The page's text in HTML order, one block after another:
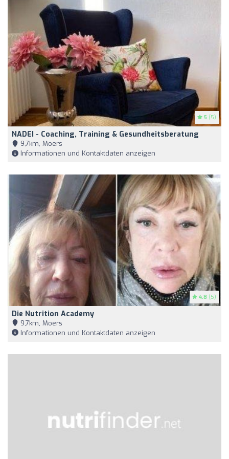
5 (5)
NADEI - Coaching, Training & Gesundheitsberatung
9,7km, Moers
Informationen und Kontaktdaten anzeigen
4.8 (5)
Die Nutrition Academy
9,7km, Moers
Informationen und Kontaktdaten anzeigen